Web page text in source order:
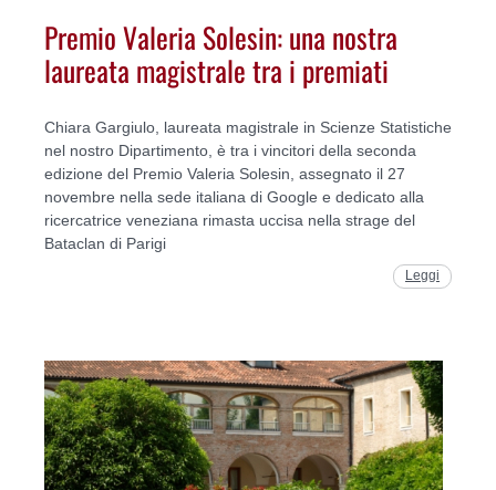
Premio Valeria Solesin: una nostra
laureata magistrale tra i premiati
Chiara Gargiulo, laureata magistrale in Scienze Statistiche
nel nostro Dipartimento, è tra i vincitori della seconda
edizione del Premio Valeria Solesin, assegnato il 27
novembre nella sede italiana di Google e dedicato alla
ricercatrice veneziana rimasta uccisa nella strage del
Bataclan di Parigi
Leggi